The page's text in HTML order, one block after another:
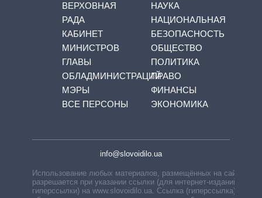
ВЕРХОВНАЯ
РАДА
КАБИНЕТ
МИНИСТРОВ
ГЛАВЫ
ОБЛАДМИНИСТРАЦИЙ
МЭРЫ
ВСЕ ПЕРСОНЫ
НАУКА
НАЦИОНАЛЬНАЯ
БЕЗОПАСНОСТЬ
ОБЩЕСТВО
ПОЛИТИКА
ПРАВО
ФИНАНСЫ
ЭКОНОМИКА
info@slovoidilo.ua
Использование любых материалов, размещённых на сайте,
разрешается при указании ссылки (для интернет-изданий —
гиперссылки) на www.slovoidilo.ua. Ссылка (гиперссылка)